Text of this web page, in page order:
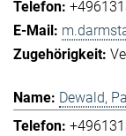
Dewald,